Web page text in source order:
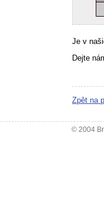
Je v
Dejte
Zpět na
© 2004